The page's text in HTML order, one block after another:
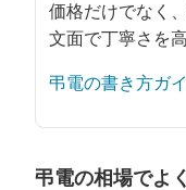
価格だけでなく、
文面で丁寧さを
弔電の書き方ガ
弔電の相場でよ